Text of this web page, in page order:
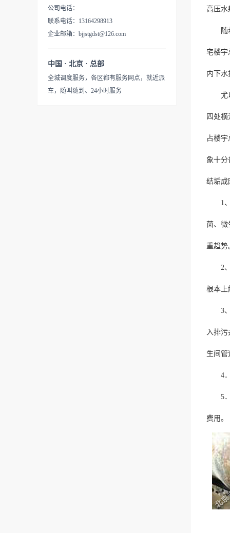
公司电话：
联系电话：13164298913
企业邮箱：bjjstgdst@126.com
中国 · 北京 · 总部
全城调度服务，各区都有服务网点，就近派
车，随叫随到、24小时服务
高压水
随着
宅楼宇
内下水
尤以
四处
占楼
象十分
结垢成
1、
菌、微
重趋势
2、
根本上
3、
入排
生间管
4．
5．
费用。